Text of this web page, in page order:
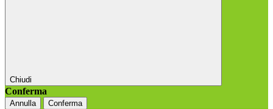
Chiudi
Conferma
Annulla Conferma